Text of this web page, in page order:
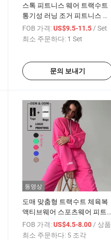
스톡 피트니스 웨어 트랙수트
통기성 러닝 조거 피트니스 요
가 세트 운동 루즈 팬츠 스퀘어
칼라 푸시업 탱크탑 체육관 웨
FOB 가격: US$9.5-11.5/ Set
최소 주문하다: 1 Set
문의 보내기
동영상
도매 맞춤형 트랙수트 체육복
액티브웨어 스포츠웨어 피트
니스웨어 도매 기본 후드티 조
깅 수트 의류 OEM 및 ODM
FOB 가격: US$4.5-8.00 / 상품
최소 주문하다: 5 조각